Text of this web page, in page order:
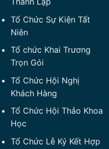
Tổ Chức Sự Kiện Tất
Niên
Tổ chức Khai Trương
Trọn Gói
Tổ Chức Hội Nghị
Khách Hàng
Tổ Chức Hội Thảo Khoa
Học
Tổ Chức Lễ Ký Kết Hợp